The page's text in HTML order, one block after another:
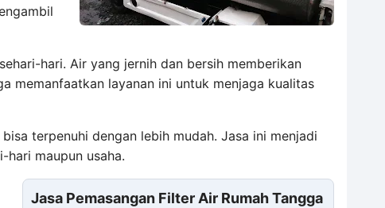
hari. Air yang jernih dan bersih memberikan
memanfaatkan layanan ini untuk menjaga kualitas
terpenuhi dengan lebih mudah. Jasa ini menjadi
maupun usaha.
Jasa Pemasangan Filter Air Rumah Tangga